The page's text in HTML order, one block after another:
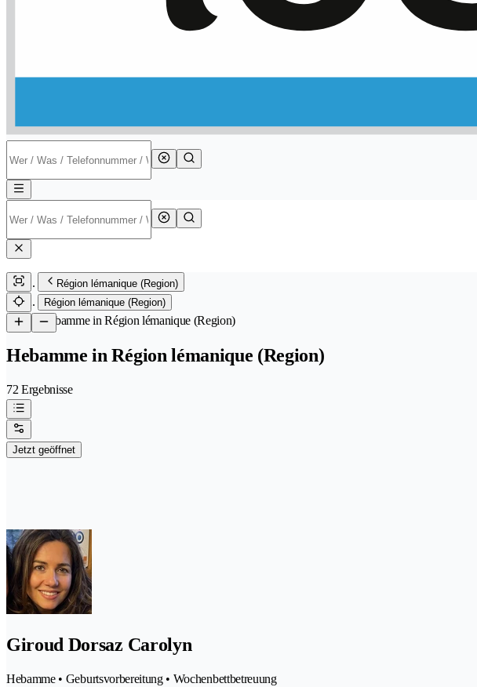
Région lémanique (Region)
Région lémanique (Region)
/Hebamme in Région lémanique (Region)
Hebamme in Région lémanique (Region)
72 Ergebnisse
Jetzt geöffnet
Giroud Dorsaz Carolyn
Hebamme • Geburtsvorbereitung • Wochenbettbetreuung